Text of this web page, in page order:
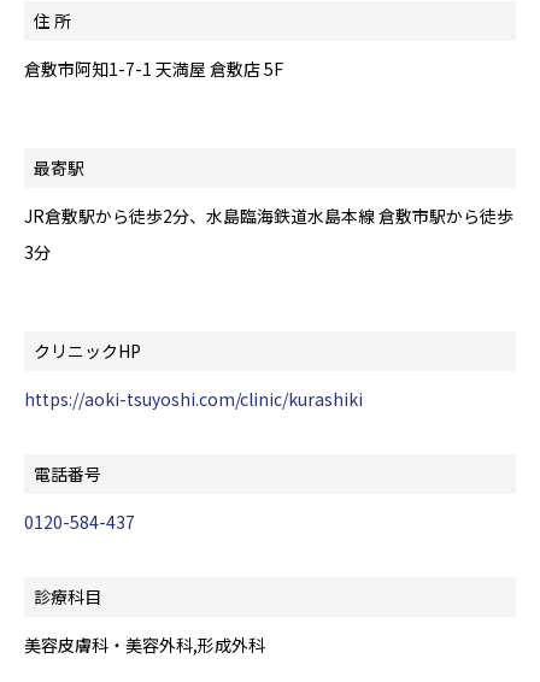
住 所
倉敷市阿知1-7-1 天満屋 倉敷店 5F
最寄駅
JR倉敷駅から徒歩2分、水島臨海鉄道水島本線 倉敷市駅から徒歩
3分
クリニックHP
https://aoki-tsuyoshi.com/clinic/kurashiki
電話番号
0120-584-437
診療科目
美容皮膚科・美容外科,形成外科